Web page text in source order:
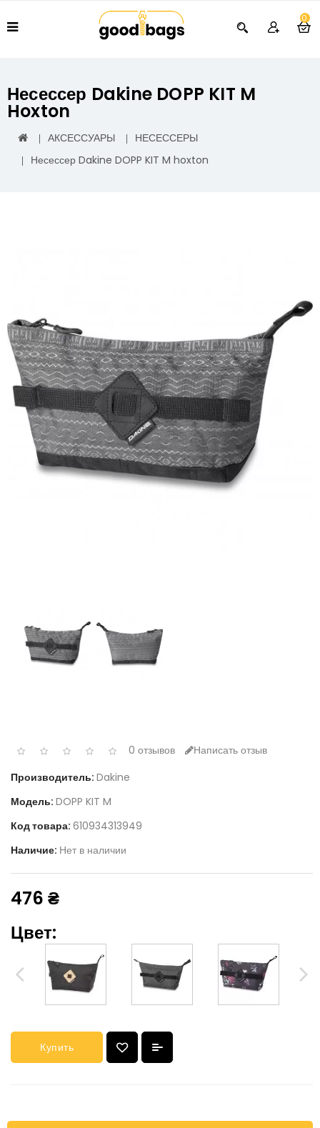
0
Несессер Dakine DOPP KIT M
Hoxton
АКСЕССУАРЫ
НЕСЕССЕРЫ
Несессер Dakine DOPP KIT M hoxton
0 отзывов
Написать отзыв
Производитель: Dakine
Модель: DOPP KIT M
Код товара: 610934313949
Наличие: Нет в наличии
476 ₴
Цвет:
Купить